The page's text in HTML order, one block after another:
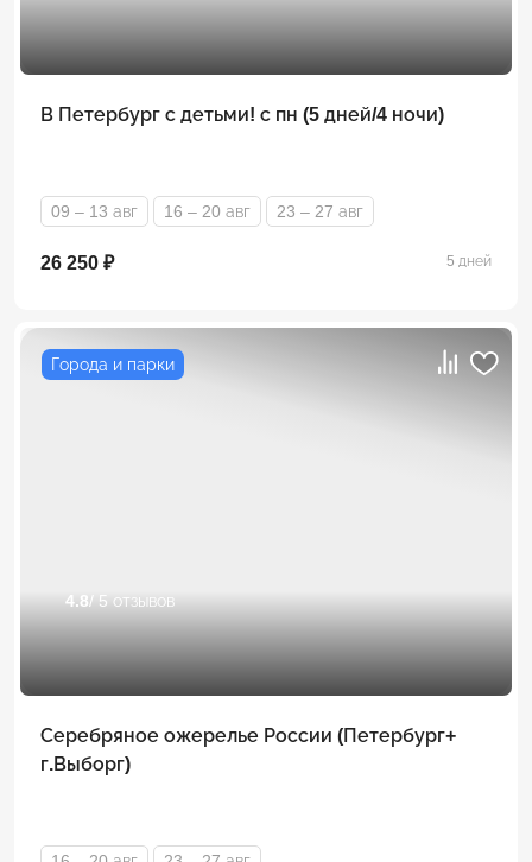
В Петербург с детьми! с пн (5 дней/4 ночи)
09 – 13 авг 16 – 20 авг 23 – 27 авг
26 250 ₽ 5 дней
Города и парки
4.8/ 5 отзывов
Серебряное ожерелье России (Петербург+
г.Выборг)